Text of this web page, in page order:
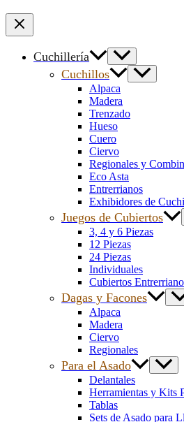
Cuchillería
Cuchillos
Alpaca
Madera
Trenzado
Hueso
Cuero
Ciervo
Regionales y
Eco Asta
Entrerrianos
Exhibidores de
Juegos de Cubiertos
3, 4 y 6 Piezas
12 Piezas
24 Piezas
Individuales
Cubiertos
Dagas y Facones
Alpaca
Madera
Ciervo
Regionales
Para el Asado
Delantales
Herramientas y Kits
Tablas
Sets de Asado para